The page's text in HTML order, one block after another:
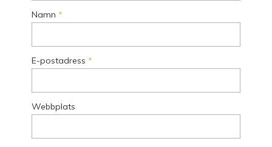
Namn *
E-postadress *
Webbplats